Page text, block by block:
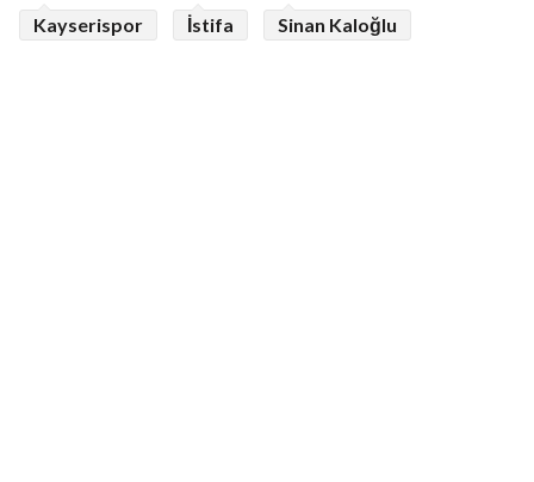
Kayserispor İstifa Sinan Kaloğlu